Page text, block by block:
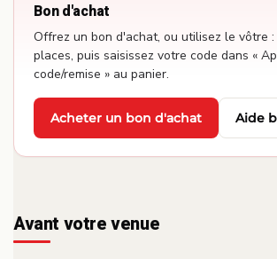
Bon d'achat
Offrez un bon d'achat, ou utilisez le vôtre :
places, puis saisissez votre code dans «
code/remise » au panier.
Acheter un bon d'achat
·
Aide
Avant votre venue